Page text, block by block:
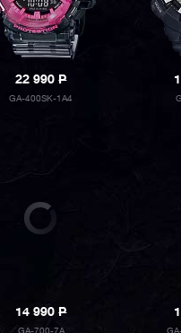
22 990P
GA-400SK-1A4
14 990P